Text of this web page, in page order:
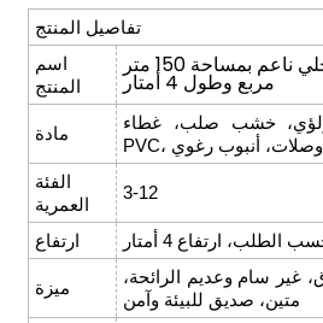
تفاصيل المنتج
اسم
المنتج
مجموعة ملعب داخلي ناعم بمساحة 150 متر
مربع وطول 4 أمتار
مادة
خشب صلب، غطاء
PVC، وصلات، أنبوب رغوي
الفئة
العمرية
3-12
ارتفاع ارتفاع 4 أمتار
ميزة
غير سام وعديم الرائحة،
متين، صديق للبيئة وآمن